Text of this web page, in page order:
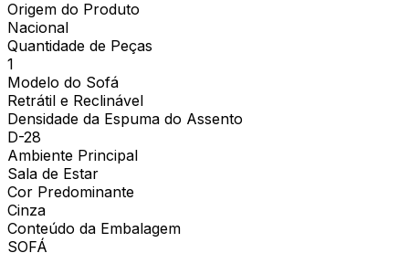
Origem do Produto
Nacional
Quantidade de Peças
1
Modelo do Sofá
Retrátil e Reclinável
Densidade da Espuma do Assento
D-28
Ambiente Principal
Sala de Estar
Cor Predominante
Cinza
Conteúdo da Embalagem
SOFÁ